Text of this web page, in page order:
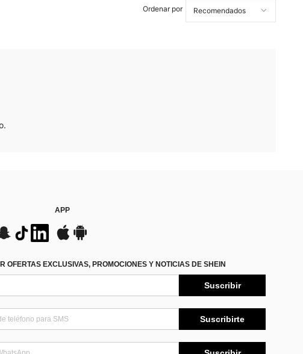
Ordenar por
APP
OFERTAS EXCLUSIVAS, PROMOCIONES Y NOTICIAS DE SHEIN
Suscribir
Suscribirte